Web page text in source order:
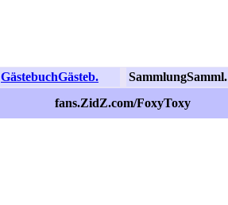
GästebuchGästeb. SammlungSamml.
fans.ZidZ.com/FoxyToxy